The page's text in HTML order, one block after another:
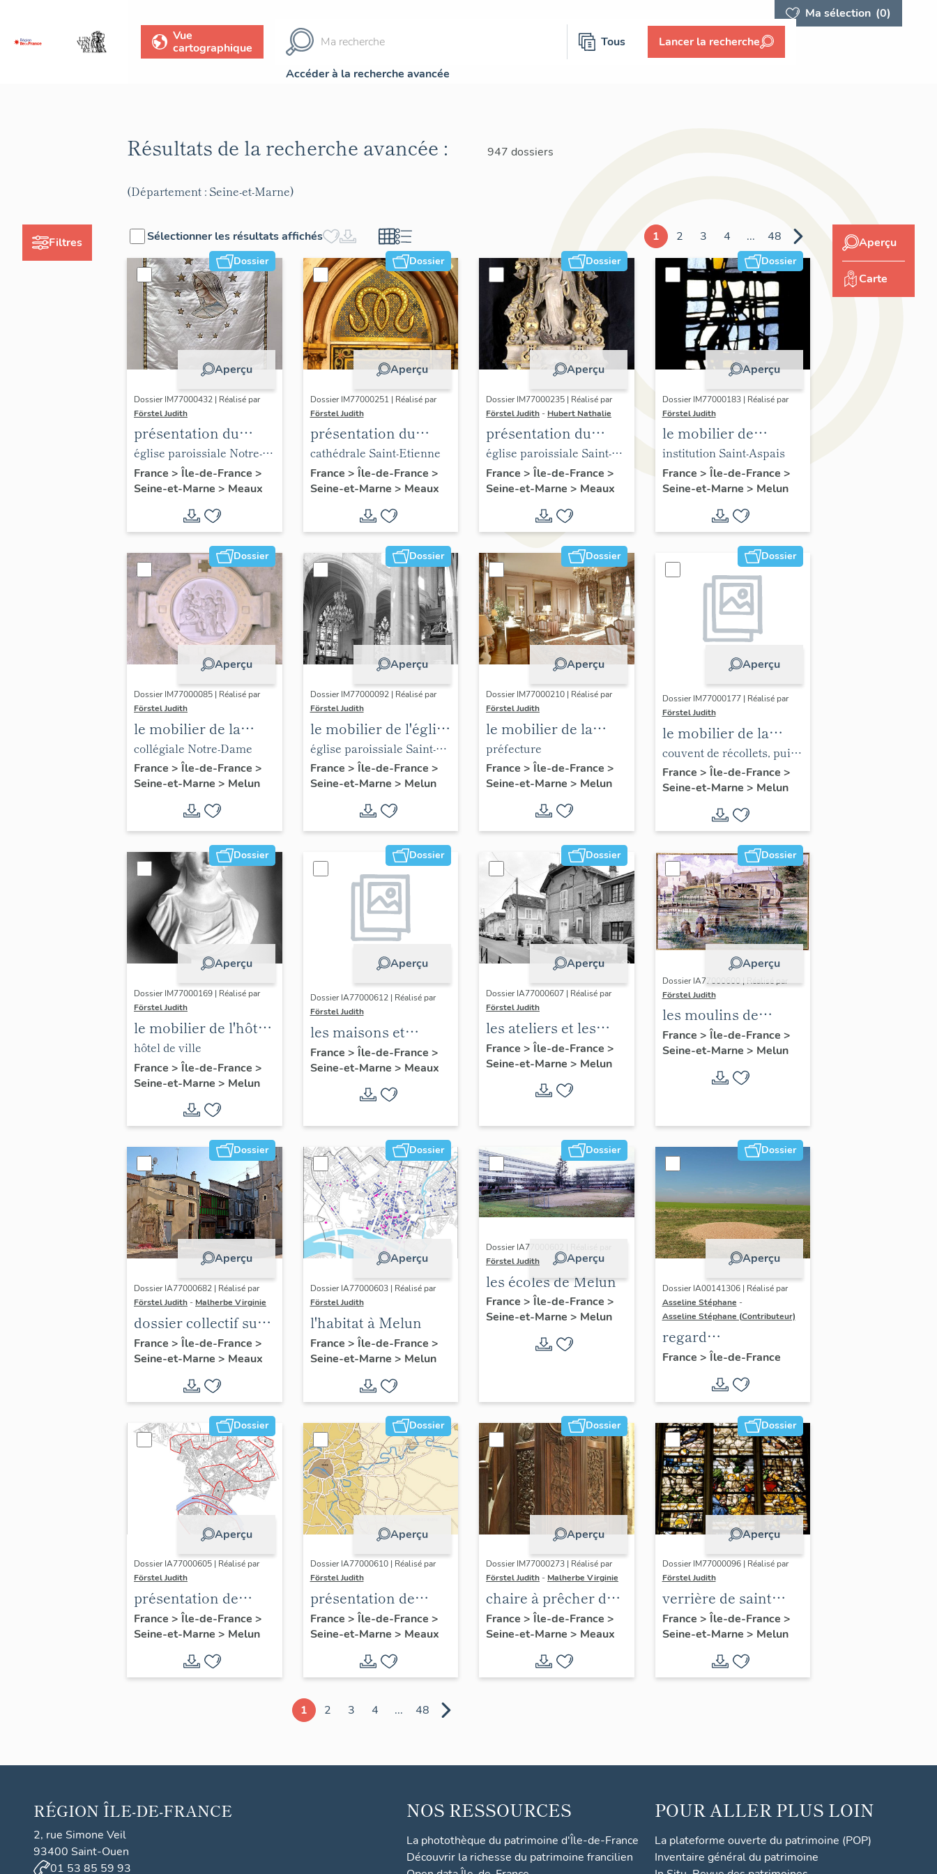
Ma sélection (0)
Vue
cartographique
Tous Lancer la recherche
Accéder à la recherche avancée
Filtres
Résultats de la recherche avancée : 947 dossiers
(Département : Seine-et-Marne)
Sélectionner les résultats affichés 1 2 3 4 ... 48
Dossier
Aperçu
Dossier IM77000432 | Réalisé par
Förstel Judith
présentation du
mobilier de l'église
paroissiale Notre-
Dame du Marché
église paroissiale Notre-
Dame du Marché
France > Île-de-France >
Seine-et-Marne > Meaux
Dossier
Aperçu
Dossier IM77000251 | Réalisé par
Förstel Judith
présentation du
mobilier de la
cathédrale de Meaux
cathédrale Saint-Etienne
France > Île-de-France >
Seine-et-Marne > Meaux
Dossier
Aperçu
Dossier IM77000235 | Réalisé par
Förstel Judith - Hubert Nathalie
présentation du
mobilier de l'église
Saint-Nicolas de
Meaux
église paroissiale Saint-
Nicolas de Meaux
France > Île-de-France >
Seine-et-Marne > Meaux
Dossier
Aperçu
Dossier IM77000183 | Réalisé par
Förstel Judith
le mobilier de
l'Institution Saint-
Aspais
institution Saint-Aspais
France > Île-de-France >
Seine-et-Marne > Melun
Dossier
Aperçu
Dossier IM77000085 | Réalisé par
Förstel Judith
le mobilier de la
collégiale Notre-
Dame
collégiale Notre-Dame
France > Île-de-France >
Seine-et-Marne > Melun
Dossier
Aperçu
Dossier IM77000092 | Réalisé par
Förstel Judith
le mobilier de l'église
Saint-Aspais
église paroissiale Saint-
Aspais
France > Île-de-France >
Seine-et-Marne > Melun
Dossier
Aperçu
Dossier IM77000210 | Réalisé par
Förstel Judith
le mobilier de la
préfecture de Seine-
et-Marne
préfecture
France > Île-de-France >
Seine-et-Marne > Melun
Dossier
Aperçu
Dossier IM77000177 | Réalisé par
Förstel Judith
le mobilier de la
chapelle de l'hôpital
couvent de récollets, puis
hôpital
France > Île-de-France >
Seine-et-Marne > Melun
Dossier
Aperçu
Dossier IM77000169 | Réalisé par
Förstel Judith
le mobilier de l'hôtel
de ville
hôtel de ville
France > Île-de-France >
Seine-et-Marne > Melun
Dossier
Aperçu
Dossier IA77000612 | Réalisé par
Förstel Judith
les maisons et
immeubles de
Meaux
France > Île-de-France >
Seine-et-Marne > Meaux
Dossier
Aperçu
Dossier IA77000607 | Réalisé par
Förstel Judith
les ateliers et les
usines de Melun
France > Île-de-France >
Seine-et-Marne > Melun
Dossier
Aperçu
Dossier IA77000600 | Réalisé par
Förstel Judith
les moulins de
Melun
France > Île-de-France >
Seine-et-Marne > Melun
Dossier
Aperçu
Dossier IA77000682 | Réalisé par
Förstel Judith - Malherbe Virginie
dossier collectif sur
les cours communes
du Faubourg Saint-
France > Île-de-France >
Seine-et-Marne > Meaux
Dossier
Aperçu
Dossier IA77000603 | Réalisé par
Förstel Judith
l'habitat à Melun
France > Île-de-France >
Seine-et-Marne > Melun
Dossier
Aperçu
Dossier IA77000602 | Réalisé par
Förstel Judith
les écoles de Melun
France > Île-de-France >
Seine-et-Marne > Melun
Dossier
Aperçu
Dossier IA00141306 | Réalisé par
Asseline Stéphane -
Asseline Stéphane (Contributeur)
regard
photographique sur
les paysages de la
Plaine de France.
France > Île-de-France
Dossier
Aperçu
Dossier IA77000605 | Réalisé par
Förstel Judith
présentation de
l'étude du
patrimoine de Melun
France > Île-de-France >
Seine-et-Marne > Melun
Dossier
Aperçu
Dossier IA77000610 | Réalisé par
Förstel Judith
présentation de
l'étude du
patrimoine de
France > Île-de-France >
Seine-et-Marne > Meaux
Dossier
Aperçu
Dossier IM77000273 | Réalisé par
Förstel Judith - Malherbe Virginie
chaire à prêcher des
Trinitaires
France > Île-de-France >
Seine-et-Marne > Meaux
Dossier
Aperçu
Dossier IM77000096 | Réalisé par
Förstel Judith
verrière de saint
François
France > Île-de-France >
Seine-et-Marne > Melun
1 2 3 4 ... 48
Aperçu
Carte
RÉGION ÎLE-DE-FRANCE
2, rue Simone Veil
93400 Saint-Ouen
01 53 85 59 93
NOS RESSOURCES
La photothèque du patrimoine d'Île-de-France
Découvrir la richesse du patrimoine francilien
POUR ALLER PLUS LOIN
La plateforme ouverte du patrimoine (POP)
Inventaire général du patrimoine